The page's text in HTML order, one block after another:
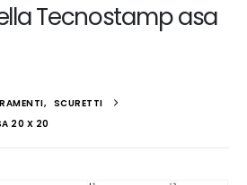
Tecnostamp asa
, SCURETTI
20 X 20